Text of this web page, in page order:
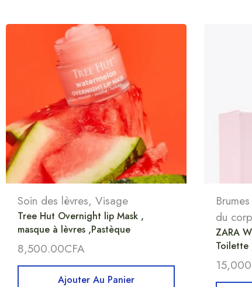
Soin des lèvres, Visage
Tree Hut Overnight lip Mask ,
masque à lèvres ,Pastèque
8,500.00CFA
Ajouter Au Panier
du
ZARA
Toilette